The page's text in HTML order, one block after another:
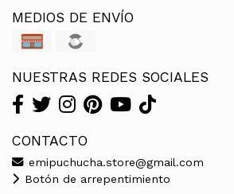
MEDIOS DE ENVÍO
NUESTRAS REDES SOCIALES
CONTACTO
emipuchucha.store@gmail.com
Botón de arrepentimiento